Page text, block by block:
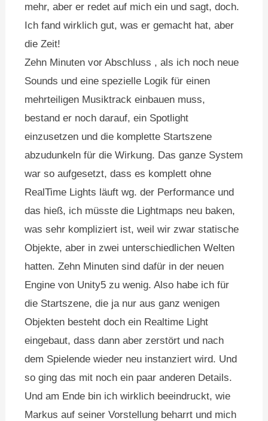
mehr, aber er redet auf mich ein und sagt, doch.
Ich fand wirklich gut, was er gemacht hat, aber
die Zeit!
Zehn Minuten vor Abschluss , als ich noch neue
Sounds und eine spezielle Logik für einen
mehrteiligen Musiktrack einbauen muss,
bestand er noch darauf, ein Spotlight
einzusetzen und die komplette Startszene
abzudunkeln für die Wirkung. Das ganze System
war so aufgesetzt, dass es komplett ohne
RealTime Lights läuft wg. der Performance und
das hieß, ich müsste die Lightmaps neu baken,
was sehr kompliziert ist, weil wir zwar statische
Objekte, aber in zwei unterschiedlichen Welten
hatten. Zehn Minuten sind dafür in der neuen
Engine von Unity5 zu wenig. Also habe ich für
die Startszene, die ja nur aus ganz wenigen
Objekten besteht doch ein Realtime Light
eingebaut, dass dann aber zerstört und nach
dem Spielende wieder neu instanziert wird. Und
so ging das mit noch ein paar anderen Details.
Und am Ende bin ich wirklich beeindruckt, wie
Markus auf seiner Vorstellung beharrt und mich